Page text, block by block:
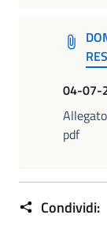
04-07-
pdf
Condividi: